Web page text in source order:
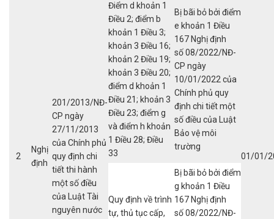
2
Nghị
định
201/2013/NĐ-
CP ngày
27/11/2013
của Chính phủ
quy định chi
tiết thi hành
một số điều
của Luật Tài
nguyên nước
Điểm d khoản 1
Điều 2; điểm b
khoản 1 Điều 3;
khoản 3 Điều 16;
khoản 2 Điều 19;
khoản 3 Điều 20;
điểm d khoản 1
Điều 21; khoản 3
Điều 23; điểm g
và điểm h khoản
1 Điều 28; Điều
33
Bị bãi bỏ bởi điểm
e khoản 1 Điều
167 Nghị định
số 08/2022/NĐ-
CP ngày
10/01/2022 của
Chính phủ quy
định chi tiết một
số điều của Luật
Bảo vệ môi
trường
01/01/
Quy định về trình
tự, thủ tục cấp,
Bị bãi bỏ bởi điểm
g khoản 1 Điều
167 Nghị định
số 08/2022/NĐ-